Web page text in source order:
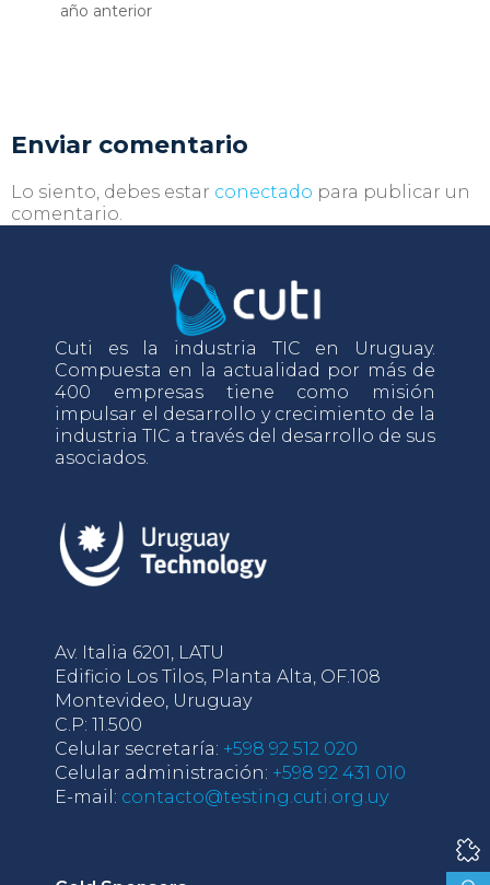
año anterior
Enviar comentario
Lo siento, debes estar conectado para publicar un
comentario.
Cuti es la industria TIC en Uruguay.
Compuesta en la actualidad por más de
400 empresas tiene como misión
impulsar el desarrollo y crecimiento de la
industria TIC a través del desarrollo de sus
asociados.
Av. Italia 6201, LATU
Edificio Los Tilos, Planta Alta, OF.108
Montevideo, Uruguay
C.P: 11.500
Celular secretaría: +598 92 512 020
Celular administración: +598 92 431 010
E-mail: contacto@testing.cuti.org.uy